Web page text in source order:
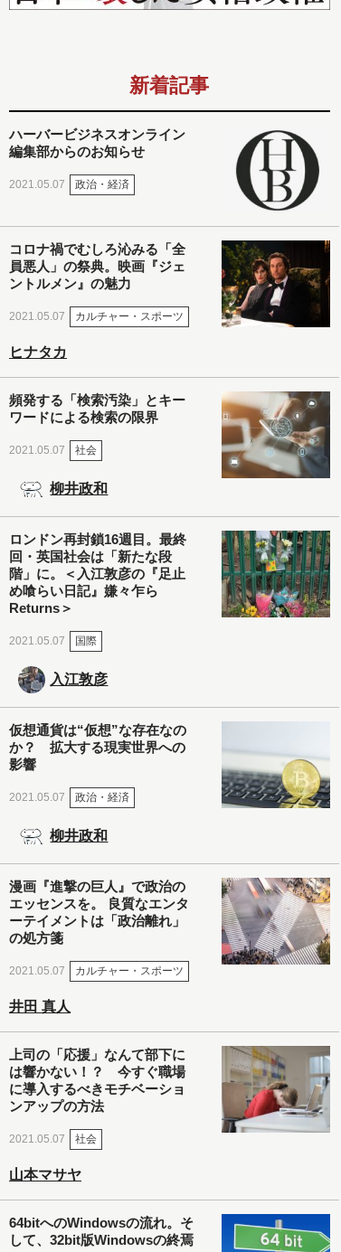
新着記事
ハーバービジネスオンライン
編集部からのお知らせ
2021.05.07 政治・経済
コロナ禍でむしろ沁みる「全
員悪人」の祭典。映画『ジェ
ントルメン』の魅力
2021.05.07 カルチャー・スポーツ
ヒナタカ
頻発する「検索汚染」とキー
ワードによる検索の限界
2021.05.07 社会
柳井政和
ロンドン再封鎖16週目。最終
回・英国社会は「新たな段
階」に。＜入江敦彦の『足止
め喰らい日記』嫌々乍ら
Returns＞
2021.05.07 国際
入江敦彦
仮想通貨は“仮想”な存在なの
か？ 拡大する現実世界への
影響
2021.05.07 政治・経済
柳井政和
漫画『進撃の巨人』で政治の
エッセンスを。 良質なエンタ
ーテイメントは「政治離れ」
の処方箋
2021.05.07 カルチャー・スポーツ
井田 真人
上司の「応援」なんて部下に
は響かない！？ 今すぐ職場
に導入するべきモチベーショ
ンアップの方法
2021.05.07 社会
山本マサヤ
64bitへのWindowsの流れ。そ
して、32bit版Windowsの終焉